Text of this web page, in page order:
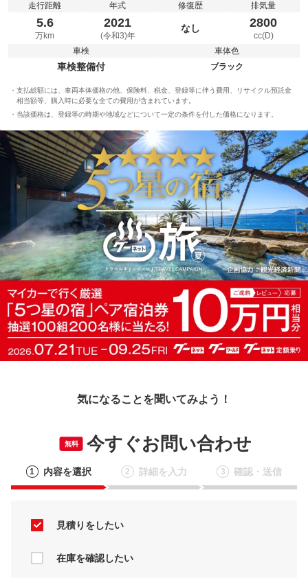
走行距離
5.6
万km
年式
2021
(令和3)年
修復歴
なし
排気量
2800
cc(D)
車検
車検整備付
車体色
ブラック
支払総額には、車両本体価格の他、保険料、税金、登録等に伴う費用、リサイクル預託金
相当額等、購入時に必要な全ての費用が含まれています。
当該価格は、登録等の時期や地域などについて一定の条件を付した価格になります。
気になることを聞いてみよう！
無料 今すぐお問い合わせ
1 内容を選択 2 詳細を入力 3 確認・送信
見積りをしたい
在庫を確認したい